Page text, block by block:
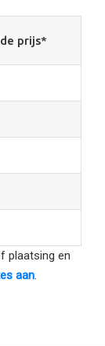
prijs*
plaatsing en
aan